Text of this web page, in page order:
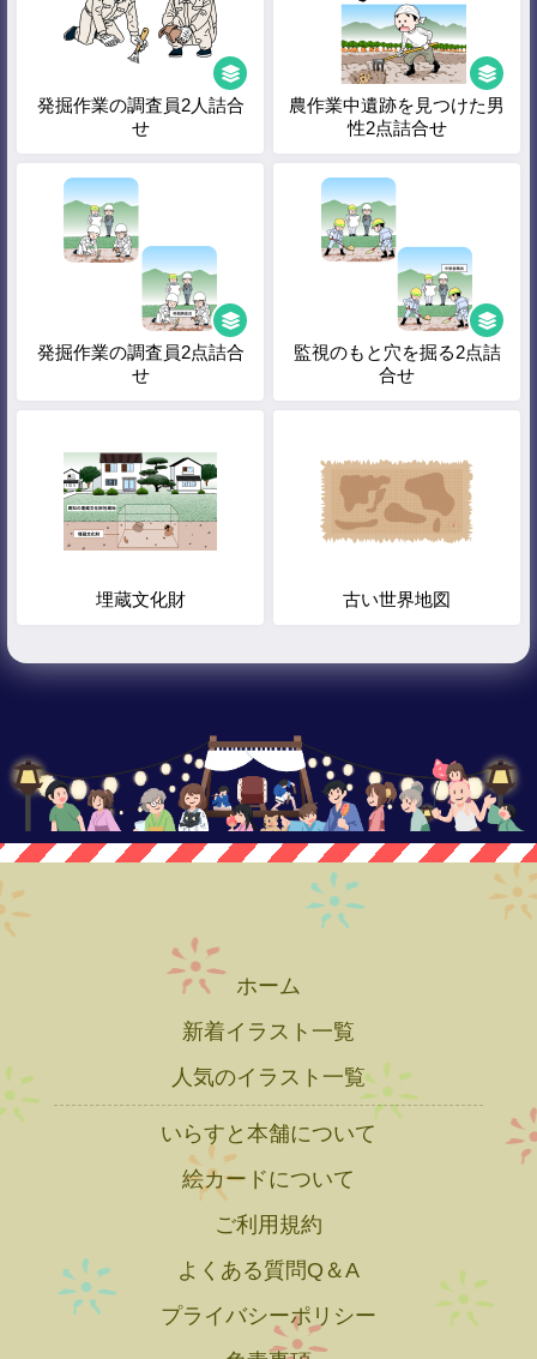
発掘作業の調査員2人詰合
せ
農作業中遺跡を見つけた男
性2点詰合せ
発掘作業の調査員2点詰合
せ
監視のもと穴を掘る2点詰
合せ
埋蔵文化財 古い世界地図
ホーム
新着イラスト一覧
人気のイラスト一覧
いらすと本舗について
絵カードについて
ご利用規約
よくある質問Q＆A
プライバシーポリシー